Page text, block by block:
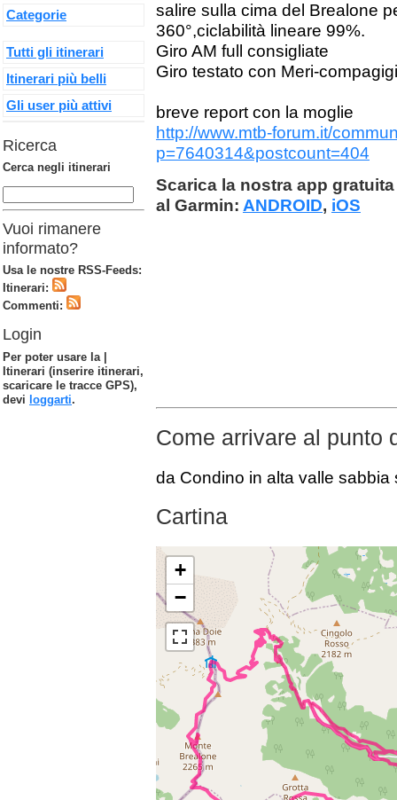
salire sulla cima del Brealone
360°,ciclabilità lineare 99%.
Giro AM full consigliate
Giro testato con Meri-
breve report con la moglie
http://www.mtb-forum.it/
p=7640314&postcount=404
Scarica la nostra app
al Garmin: ANDROID, iOS
Come arrivare al punto
da Condino in alta valle sabbia
Cartina
+
−
Categorie
Tutti gli itinerari
Itinerari più belli
Gli user più attivi
Ricerca
Cerca negli itinerari
Vuoi rimanere
informato?
Usa le nostre RSS-Feeds:
Itinerari:
Commenti:
Login
Per poter usare la |
Itinerari (inserire itinerari,
scaricare le tracce GPS),
devi loggarti.